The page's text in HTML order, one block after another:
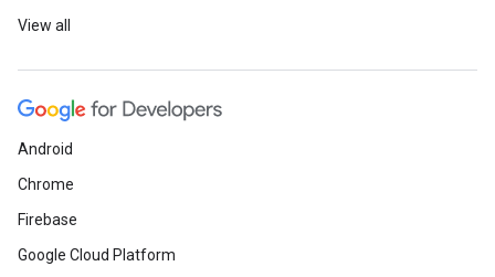
View all
Android
Chrome
Firebase
Google Cloud Platform